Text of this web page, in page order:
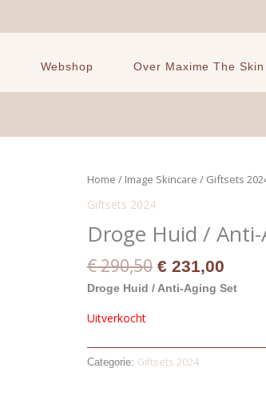
Webshop Over Maxime The
Home / Image Skincare / Giftsets
Giftsets 2024
Droge Huid / Anti-
€290,50
€ 290,50.
€231,00
€
Droge Huid / Anti-Aging Set
Uitverkocht
Categorie: Giftsets 2024